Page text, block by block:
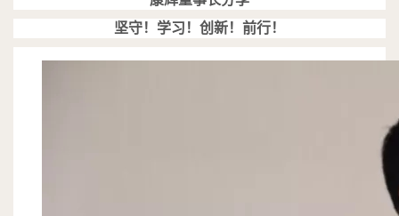
坚守！学习！创新！前行！